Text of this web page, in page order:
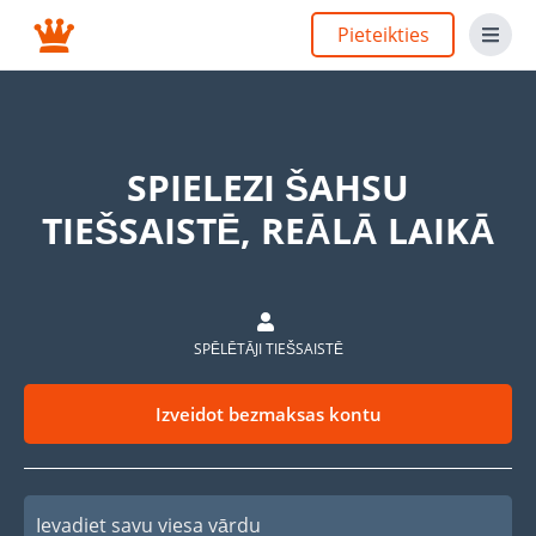
Pieteikties
SPIELEZI ŠAHSU
TIEŠSAISTĒ, REĀLĀ LAIKĀ
Izveidot bezmaksas kontu
SPĒLĒTĀJI TIEŠSAISTĒ